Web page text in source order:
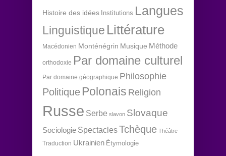
Histoire des idées Institutions Langues
Linguistique Littérature
Macédonien Monténégrin Musique Méthode
orthodoxie Par domaine culturel
Par domaine géographique Philosophie
Politique Polonais Religion
Russe Serbe slavon Slovaque
Sociologie SpectaclesTchèque Théâtre
Traduction Ukrainien Étymologie